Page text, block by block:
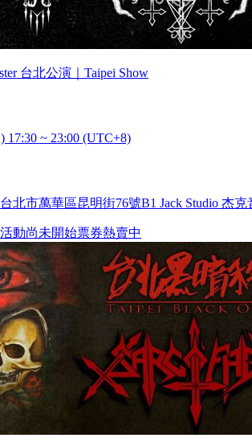
台北公演｜Taipei Show
17:30 ~ 23:00 (UTC+8)
北市萬華區昆明街76號B1 Jack Studio 杰克
活動尚未開始票券熱賣中